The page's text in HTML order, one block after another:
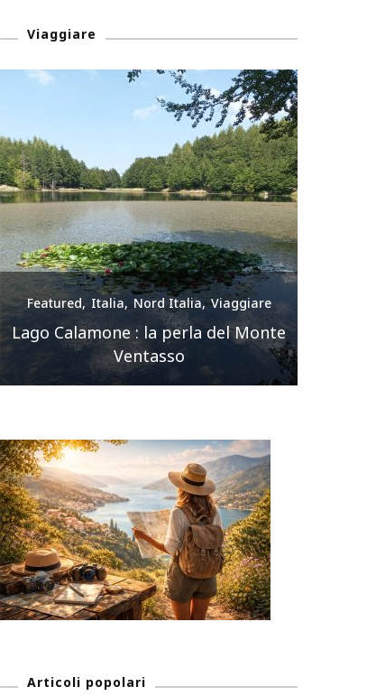
Viaggiare
Featured Italia Nord Italia Viaggiare
Premilcuore e le sue cascate
spettacolari
Articoli popolari